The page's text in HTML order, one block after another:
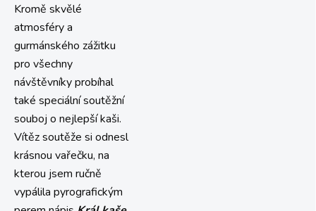
Kromě skvělé
atmosféry a
gurmánského zážitku
pro všechny
návštěvníky probíhal
také speciální soutěžní
souboj o nejlepší kaši.
Vítěz soutěže si odnesl
krásnou vařečku, na
kterou jsem ručně
vypálila pyrografickým